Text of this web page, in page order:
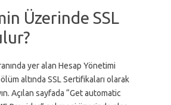
Üzerinde SSL
yer alan Hesap Yönetimi
altında SSL Sertifikaları olarak
Açılan sayfada “Get automatic